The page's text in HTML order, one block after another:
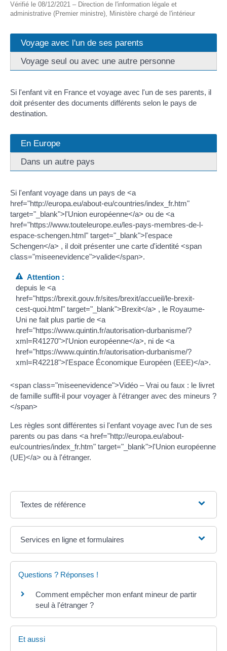
Vérifié le 08/12/2021 – Direction de l'information légale et
administrative (Premier ministre), Ministère chargé de l'intérieur
Voyage avec l'un de ses parents
Voyage seul ou avec une autre personne
Si l'enfant vit en France et voyage avec l'un de ses parents, il
doit présenter des documents différents selon le pays de
destination.
En Europe
Dans un autre pays
Si l'enfant voyage dans un pays de <a
href="http://europa.eu/about-eu/countries/index_fr.htm"
target="_blank">l'Union européenne</a> ou de <a
href="https://www.touteleurope.eu/les-pays-membres-de-l-
espace-schengen.html" target="_blank">l'espace
Schengen</a> , il doit présenter une carte d'identité <span
class="miseenevidence">valide</span>.
Attention :
depuis le <a
href="https://brexit.gouv.fr/sites/brexit/accueil/le-brexit-
cest-quoi.html" target="_blank">Brexit</a> , le Royaume-
Uni ne fait plus partie de <a
href="https://www.quintin.fr/autorisation-durbanisme/?
xml=R41270">l'Union européenne</a>, ni de <a
href="https://www.quintin.fr/autorisation-durbanisme/?
xml=R42218">l'Espace Économique Européen (EEE)</a>.
<span class="miseenevidence">Vidéo – Vrai ou faux : le livret
de famille suffit-il pour voyager à l'étranger avec des mineurs ?
</span>
Les règles sont différentes si l'enfant voyage avec l'un de ses
parents ou pas dans <a href="http://europa.eu/about-
eu/countries/index_fr.htm" target="_blank">l'Union européenne
(UE)</a> ou à l'étranger.
Textes de référence
Services en ligne et formulaires
Questions ? Réponses !
Comment empêcher mon enfant mineur de partir
seul à l'étranger ?
Et aussi